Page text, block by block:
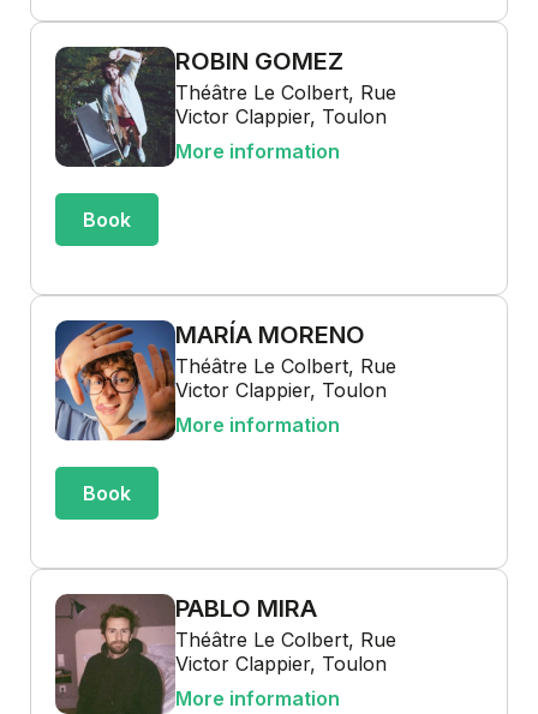
ROBIN GOMEZ
Théâtre Le Colbert, Rue
Victor Clappier, Toulon
More information
Book
MARÍA MORENO
Théâtre Le Colbert, Rue
Victor Clappier, Toulon
More information
Book
PABLO MIRA
Théâtre Le Colbert, Rue
Victor Clappier, Toulon
More information